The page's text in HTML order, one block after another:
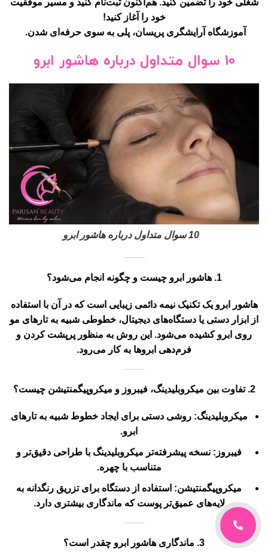
10 سوال متداول درباره هاشور ابرو
هاشور ابرو چیست و چگونه انجام می‌شود؟
هاشور ابرو یک تکنیک نیمه دائمی زیبایی است که در آن با استفاده
از ابزار دستی یا دستگاه‌های دیجیتال، خطوطی شبیه به تارهای مو
روی ابرو کشیده می‌شود. این روش به منظور پرپشت کردن و
فرم‌دهی ابروها به کار می‌رود.
ابرو.
فیبروز
: نسخه پیشرفته‌تر میکروبلیدینگ با طراحی دقیق‌تر و
متناسب با چهره.
3. ماندگاری هاشور ابرو چقدر است؟
ماندگاری هاشور معمولاً بین 6 ماه تا 2 سال است و به عواملی
مانند نوع پوست، روش انجام و مراقبت‌های پس از آن بستگی
دارد. پوست‌های چرب ممکن است زودتر رنگ را از دست بدهند.
در بیشتر موارد، از کرم‌های بی‌حس‌کننده قبل از انجام هاشور